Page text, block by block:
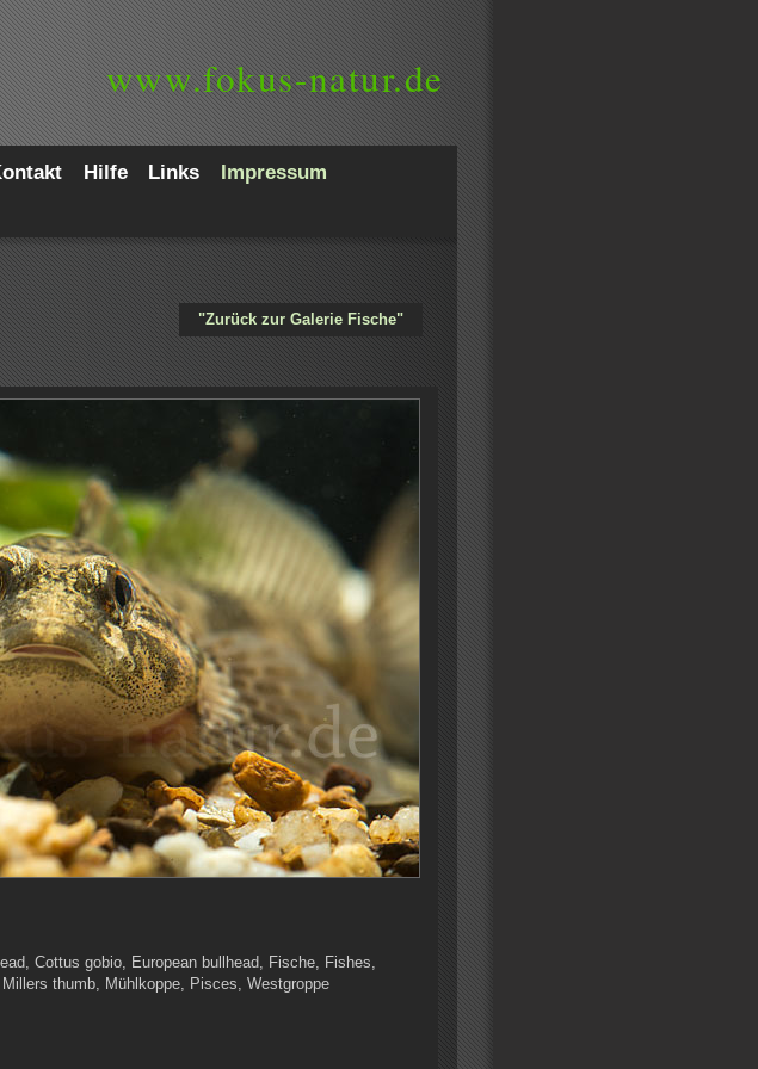
www.fokus-natur.de
Hilfe Links
Impressum
"Zurück zur Galerie Fische"
Cottus gobio, European bullhead, Fische, Fishes,
thumb, Mühlkoppe, Pisces, Westgroppe